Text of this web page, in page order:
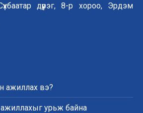
дүүрэг, 8-р хороо, Эрдэм
ажиллах вэ?
урьж байна